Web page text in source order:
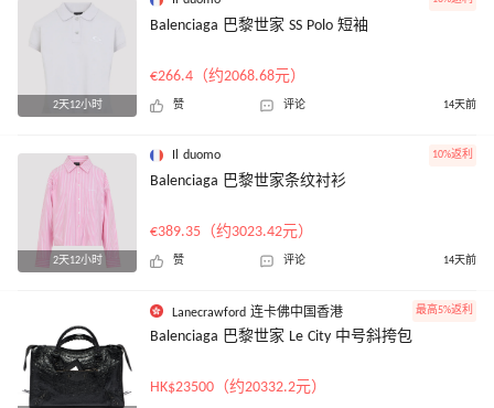
2天12小时
Balenciaga 巴黎世家 SS Polo 短袖
€266.4（约2068.68元）
赞 评论 14天前
2天12小时
Il duomo 10%返利
Balenciaga 巴黎世家条纹衬衫
€389.35（约3023.42元）
赞 评论 14天前
Lanecrawford 连卡佛中国香港 最高5%返利
Balenciaga 巴黎世家 Le City 中号斜挎包
HK$23500（约20332.2元）